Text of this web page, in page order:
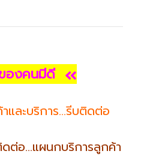
องคนมีดี
และบริการ...รีบติดต่อ
ต่อ...แผนกบริการลูกค้า